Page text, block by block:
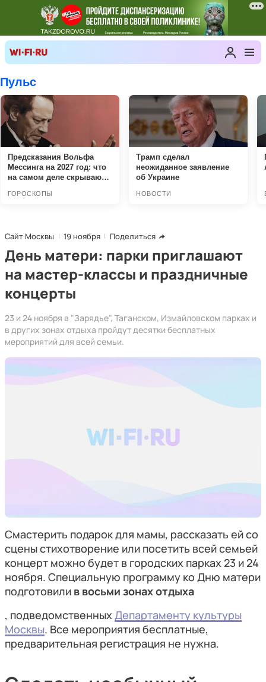
Сайт Москвы 19 ноября Поделиться
День матери: парки приглашают
на мастер-классы и праздничные
концерты
23 и 24 ноября в "Зарядье", Таганском, Измайловском парках и
в других зонах отдыха пройдут десятки бесплатных
мероприятий для всей семьи.
Смастерить подарок для мамы, рассказать ей со
сцены стихотворение или посетить всей семьей
концерт можно будет в городских парках 23 и 24
ноября. Специальную программу ко Дню матери
подготовили в восьми зонах отдыха
, подведомственныхДепартаменту культуры
Москвы. Все мероприятия бесплатные,
предварительная регистрация не нужна.